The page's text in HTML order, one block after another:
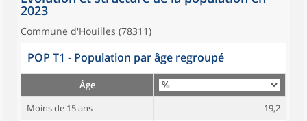
2023
Commune d'Houilles (78311)
POP T1 - Population par âge regroupé
Âge
Moins de 15 ans
19,2